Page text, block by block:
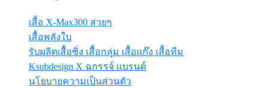
เสื้อ X-Max300 สวยๆ
เสื้อพลังใบ
รับผลิตเสื้อซิ่ง เสื้อกลุ่ม เสื้อแก๊ง เสื้อทีม
Ksubdesign X ฉกรรจ์ แบรนด์
นโยบายความเป็นส่วนตัว